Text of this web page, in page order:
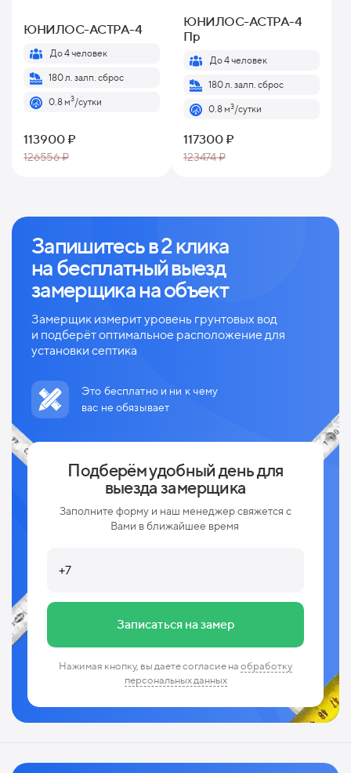
ЮНИЛОС-АСТРА-4
До 4 человек
180 л. залп. сброс
0.8 м3/сутки
113900 ₽
126556 ₽
ЮНИЛОС-АСТРА-4
Пр
До 4 человек
180 л. залп. сброс
0.8 м3/сутки
117300 ₽
123474 ₽
Запишитесь в 2 клика
набесплатный выезд
замерщика на объект
Замерщик измерит уровень грунтовых вод
и подберёт оптимальное расположение для
установки септика
Это бесплатно и ни к чему
вас не обязывает
Подберём удобный день для
выезда замерщика
Заполните форму и наш менеджер свяжется с
Вами в ближайшее время
Записаться на замер
Нажимая кнопку, вы даете согласие на обработку
персональных данных